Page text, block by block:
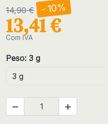
14,90 € - 10%
13,41 €
Com IVA
Peso: 3 g
 